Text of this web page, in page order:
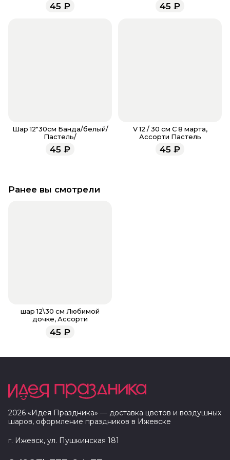
менеджеры работают ежедневно с 9.00 до 23.00 и
45 ₽ 45 ₽
Шар 12"30см Банда/белый/
Пастель/
45 ₽
V 12 / 30 см С 8 марта,
Ассорти Пастель
45 ₽
Ранее вы смотрели
шар 12\30 см Любимой
дочке, Ассорти
45 ₽
2026 «Идея Праздника» — доставка цветов и воздушных
шаров, оформление праздников в Ижевске
г. Ижевск, ул. Пушкинская 181